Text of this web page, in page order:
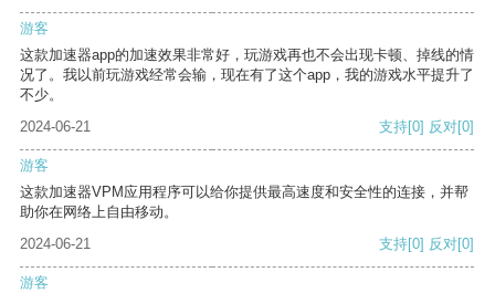
游客
这款加速器app的加速效果非常好，玩游戏再也不会出现卡顿、掉线的情
况了。我以前玩游戏经常会输，现在有了这个app，我的游戏水平提升了
不少。
2024-06-21
支持[0] 反对[0]
游客
这款加速器VPM应用程序可以给你提供最高速度和安全性的连接，并帮
助你在网络上自由移动。
2024-06-21
支持[0] 反对[0]
游客